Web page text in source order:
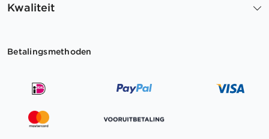
Kwaliteit
Betalingsmethoden